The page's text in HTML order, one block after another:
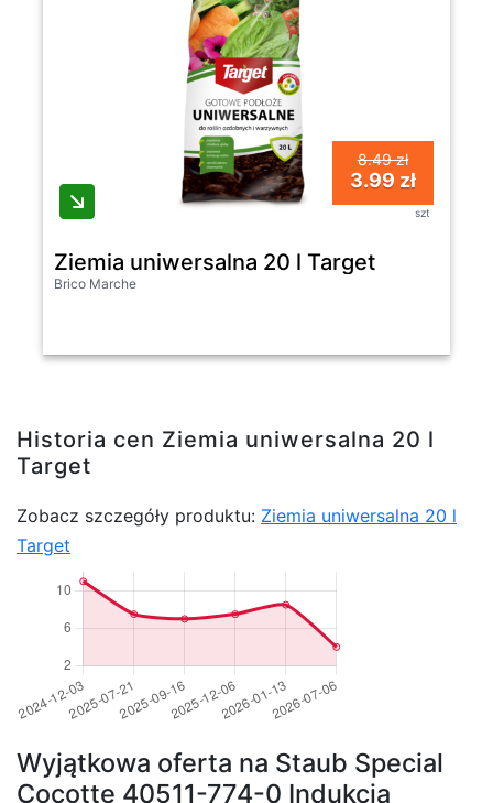
8.49 zł
3.99 zł
szt
Ziemia uniwersalna 20 l Target
Brico Marche
Historia cen Ziemia uniwersalna 20 l
Target
Zobacz szczegóły produktu: Ziemia uniwersalna 20 l
Target
Wyjątkowa oferta na Staub Special
Cocotte 40511-774-0 Indukcja